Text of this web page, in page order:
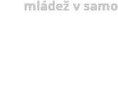
mládež v